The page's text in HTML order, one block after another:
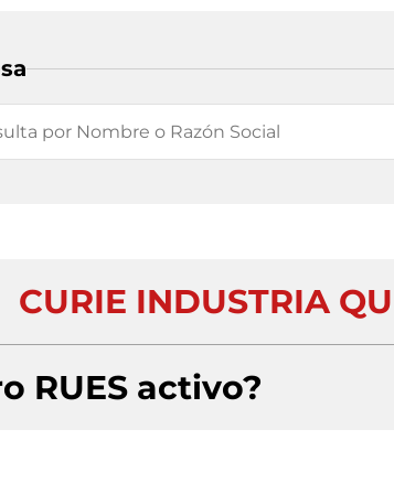
CURIE INDUSTRIA
RUES activo?